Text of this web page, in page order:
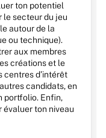
ton potentiel
le secteur du jeu
autour de la
ou technique).
aux membres
créations et le
centres d’intérêt
candidats, en
portfolio. Enfin,
évaluer ton niveau